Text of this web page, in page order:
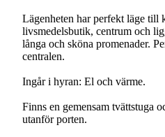
Lägenheten har perfekt läge till
livsmedelsbutik, centrum och
långa och sköna promenader.
centralen.
Ingår i hyran: El och värme.
Finns en gemensam tvättstuga
utanför porten.